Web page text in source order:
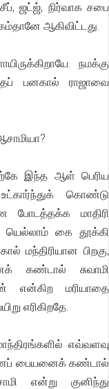
ஜட்ஜ், நிர்வாக சபை
ஆகிவிட்டது.
நமக்கு
பனகால் ராஜாவை
இந்த ஆள் பெரிய
கொண்டு
மாதிரி
யெல்லாம் கை தூக்கி
மந்திரியான பிறகு,
கண்டால் சுவாமி
என்கிற மரியாதை
எரிகிறதே.
எவ்வளவு
பையனைக் கண்டால்
என்று குனிந்து